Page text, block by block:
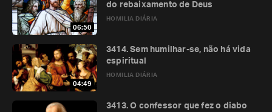
06:50
HOMILIA DIÁRIA
do rebaixamento de Deus
04:49
HOMILIA DIÁRIA
3414. Sem humilhar-se, não há vida
espiritual
3413. O confessor que fez o diabo